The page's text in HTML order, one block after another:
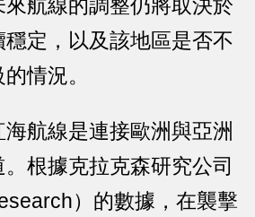
航線的調整仍將取決於
定，以及該地區是否不
情況。
航線是連接歐洲與亞洲
根據克拉克森研究公司
）的數據，在襲擊